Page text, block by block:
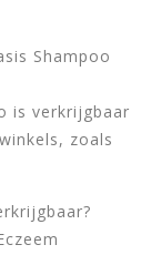
Shampoo
is verkrijgbaar
zoals